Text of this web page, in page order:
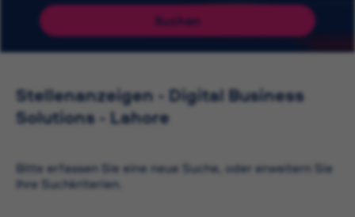
Suchen
Stellenanzeigen - Digital Business
Solutions - Lahore
Bitte erfassen Sie eine neue Suche, oder erweitern Sie
Ihre Suchkriterien.